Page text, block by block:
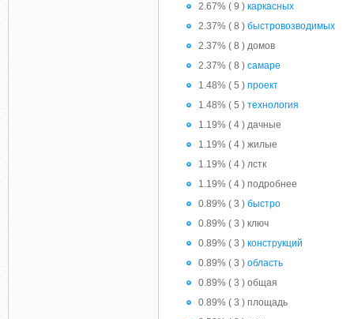
2.67% ( 9 ) каркасных
2.37% ( 8 ) быстровозводимых
2.37% ( 8 ) домов
2.37% ( 8 ) самаре
1.48% ( 5 ) проект
1.48% ( 5 ) технология
1.19% ( 4 ) дачные
1.19% ( 4 ) жилые
1.19% ( 4 ) лстк
1.19% ( 4 ) подробнее
0.89% ( 3 ) быстро
0.89% ( 3 ) ключ
0.89% ( 3 ) конструкций
0.89% ( 3 ) область
0.89% ( 3 ) общая
0.89% ( 3 ) площадь